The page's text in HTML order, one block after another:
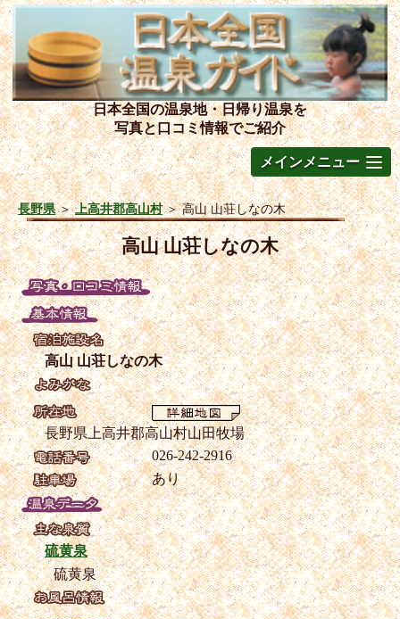
日本全国の温泉地・日帰り温泉を
写真と口コミ情報でご紹介
メインメニュー
長野県＞上高井郡高山村＞高山 山荘しなの木
高山 山荘しなの木
高山 山荘しなの木
長野県上高井郡高山村山田牧場
026-242-2916
あり
硫黄泉
硫黄泉